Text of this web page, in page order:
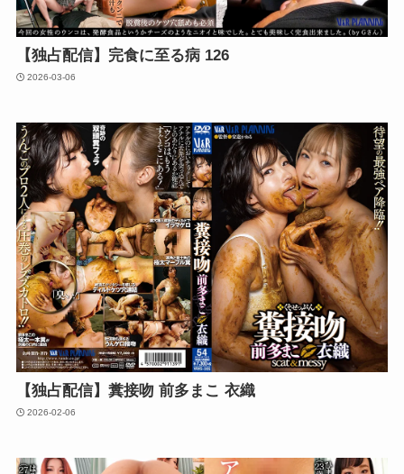
【独占配信】完食に至る病 126
2026-03-06
【独占配信】糞接吻 前多まこ 衣織
2026-02-06